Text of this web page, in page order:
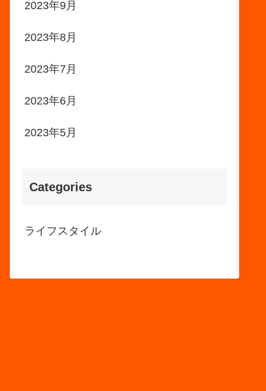
2023年9月
2023年8月
2023年7月
2023年6月
2023年5月
Categories
ライフスタイル